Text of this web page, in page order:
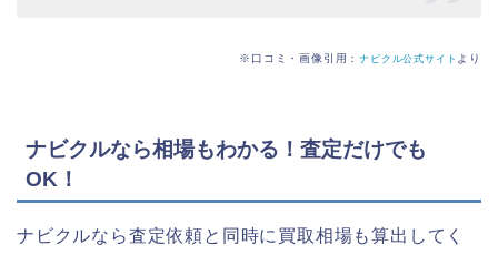
※口コミ・画像引用：ナビクル公式サイト より
ナビクルなら相場もわかる！査定だけでも
OK！
ナビクルなら査定依頼と同時に買取相場も算出してく